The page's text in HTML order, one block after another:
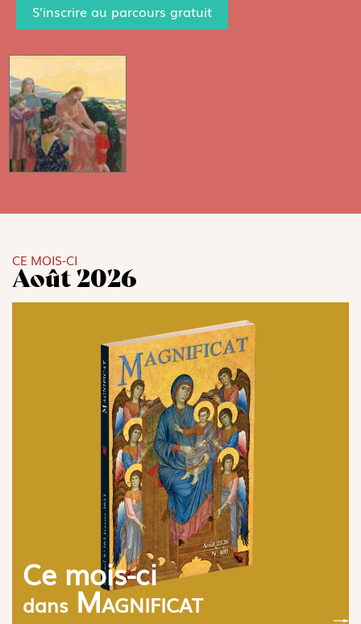
S'inscrire au parcours gratuit
CE MOIS-CI
Août 2026
Ce mois-ci
dans Magnificat